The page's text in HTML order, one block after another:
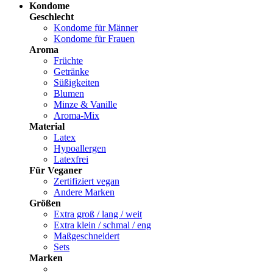
Kondome
Geschlecht
Kondome für Männer
Kondome für Frauen
Aroma
Früchte
Getränke
Süßigkeiten
Blumen
Minze & Vanille
Aroma-Mix
Material
Latex
Hypoallergen
Latexfrei
Für Veganer
Zertifiziert vegan
Andere Marken
Größen
Extra groß / lang / weit
Extra klein / schmal / eng
Maßgeschneidert
Sets
Marken